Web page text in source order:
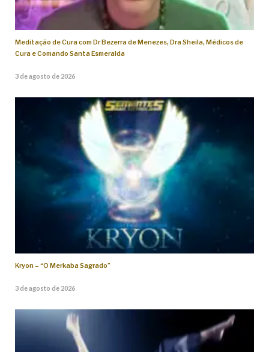
Meditação de Cura com Dr Bezerra de Menezes, Dra Sheila, Médicos de
Cura e Comando Santa Esmeralda
3 de agosto de 2026
Kryon – “O Merkaba Sagrado”
3 de agosto de 2026